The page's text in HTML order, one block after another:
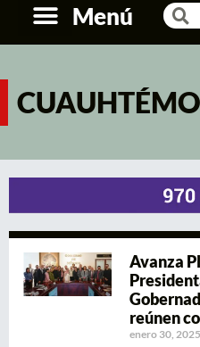
Menú
Avanza
reúnen
enero 30, 2025